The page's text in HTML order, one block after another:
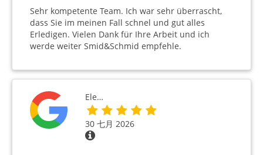
Sehr kompetente Team. Ich war sehr überrascht,
dass Sie im meinen Fall schnel und gut alles
Erledigen. Vielen Dank für Ihre Arbeit und ich
werde weiter Smid&Schmid empfehle.
Ele…
30 七月 2026